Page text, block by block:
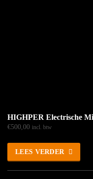
HIGHPER Electrische
€500,00 incl. btw
LEES VERDER